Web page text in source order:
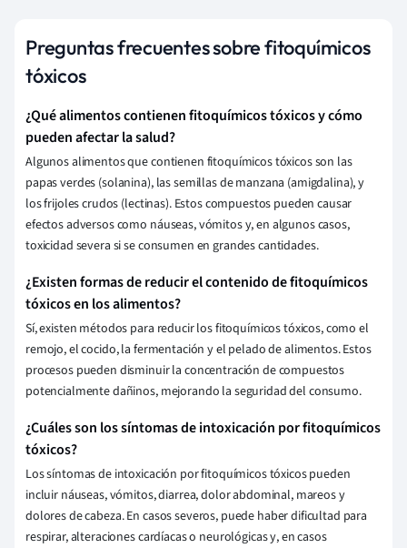
Preguntas frecuentes sobre fitoquímicos
tóxicos
¿Qué alimentos contienen fitoquímicos tóxicos y cómo
pueden afectar la salud?
Algunos alimentos que contienen fitoquímicos tóxicos son las
papas verdes (solanina), las semillas de manzana (amigdalina), y
los frijoles crudos (lectinas). Estos compuestos pueden causar
efectos adversos como náuseas, vómitos y, en algunos casos,
toxicidad severa si se consumen en grandes cantidades.
¿Existen formas de reducir el contenido de fitoquímicos
tóxicos en los alimentos?
Sí, existen métodos para reducir los fitoquímicos tóxicos, como el
remojo, el cocido, la fermentación y el pelado de alimentos. Estos
procesos pueden disminuir la concentración de compuestos
potencialmente dañinos, mejorando la seguridad del consumo.
¿Cuáles son los síntomas de intoxicación por fitoquímicos
tóxicos?
Los síntomas de intoxicación por fitoquímicos tóxicos pueden
incluir náuseas, vómitos, diarrea, dolor abdominal, mareos y
dolores de cabeza. En casos severos, puede haber dificultad para
respirar, alteraciones cardíacas o neurológicas y, en casos